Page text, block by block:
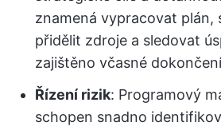
znamená vypracovat plán,
přidělit zdroje a sledovat
zajištěno včasné
Řízení rizik: Programový
schopen snadno